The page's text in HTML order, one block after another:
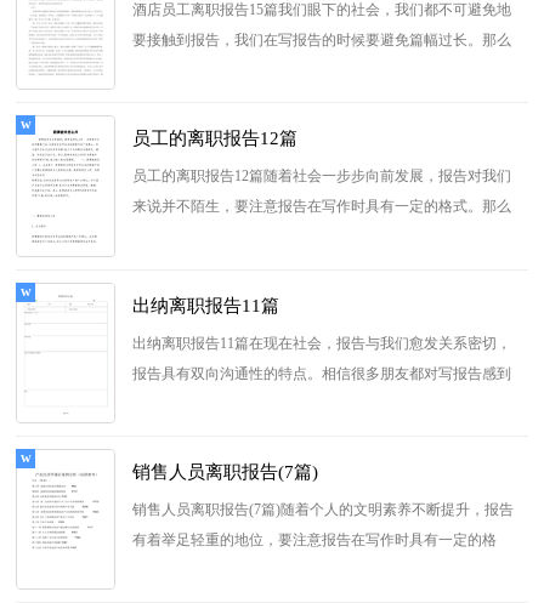
酒店员工离职报告15篇我们眼下的社会，我们都不可避免地
要接触到报告，我们在写报告的时候要避免篇幅过长。那么
员工的离职报告12篇
员工的离职报告12篇随着社会一步步向前发展，报告对我们
来说并不陌生，要注意报告在写作时具有一定的格式。那么
出纳离职报告11篇
出纳离职报告11篇在现在社会，报告与我们愈发关系密切，
报告具有双向沟通性的特点。相信很多朋友都对写报告感到
销售人员离职报告(7篇)
销售人员离职报告(7篇)随着个人的文明素养不断提升，报告
有着举足轻重的地位，要注意报告在写作时具有一定的格